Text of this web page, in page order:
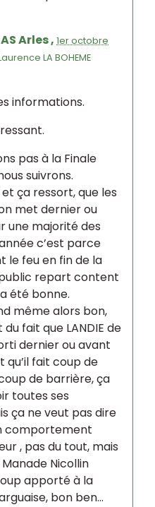
Arles , 1er octobre
LA BOHEME
informations.
pas à la Finale
suivrons.
ça ressort, que les
met dernier ou
une majorité des
c’est parce
le feu en fin de la
repart content
été bonne.
même alors bon,
fait que LANDIE de
dernier ou avant
qu’il fait coup de
de barrière, ça
toutes ses
ça ne veut pas dire
comportement
, pas du tout, mais
Nicollin
apporté à la
bon ben...